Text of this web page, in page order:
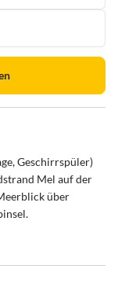
Geschirrspüler)
Mel auf der
über